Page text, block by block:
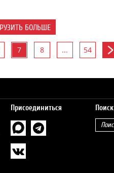
БОЛЬШЕ
7 8 ... 54
Присоединиться Поиск